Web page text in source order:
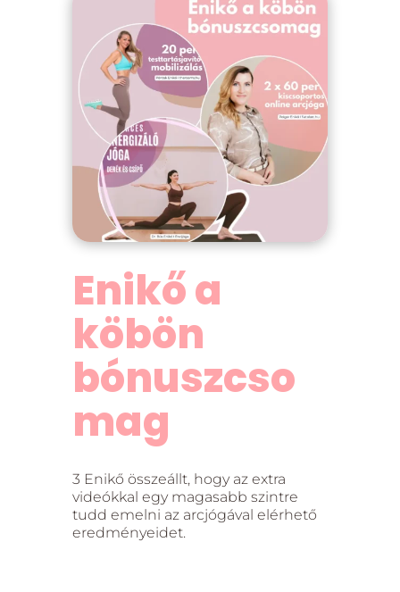
Enikő a
köbön
bónuszcso
mag
3 Enikő összeállt, hogy az extra
videókkal egy magasabb szintre
tudd emelni az arcjógával elérhető
eredményeidet.